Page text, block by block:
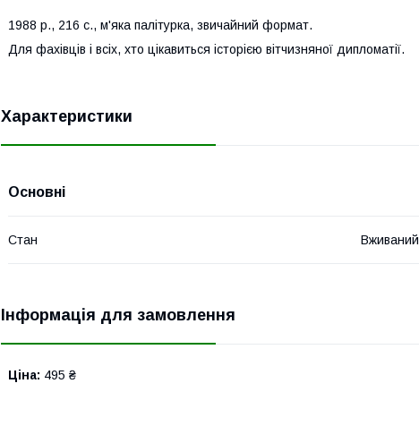
1988 р., 216 с., м'яка палітурка, звичайний формат.
Для фахівців і всіх, хто цікавиться історією вітчизняної дипломатії.
Характеристики
Основні
Стан Вживаний
Інформація для замовлення
Ціна: 495 ₴